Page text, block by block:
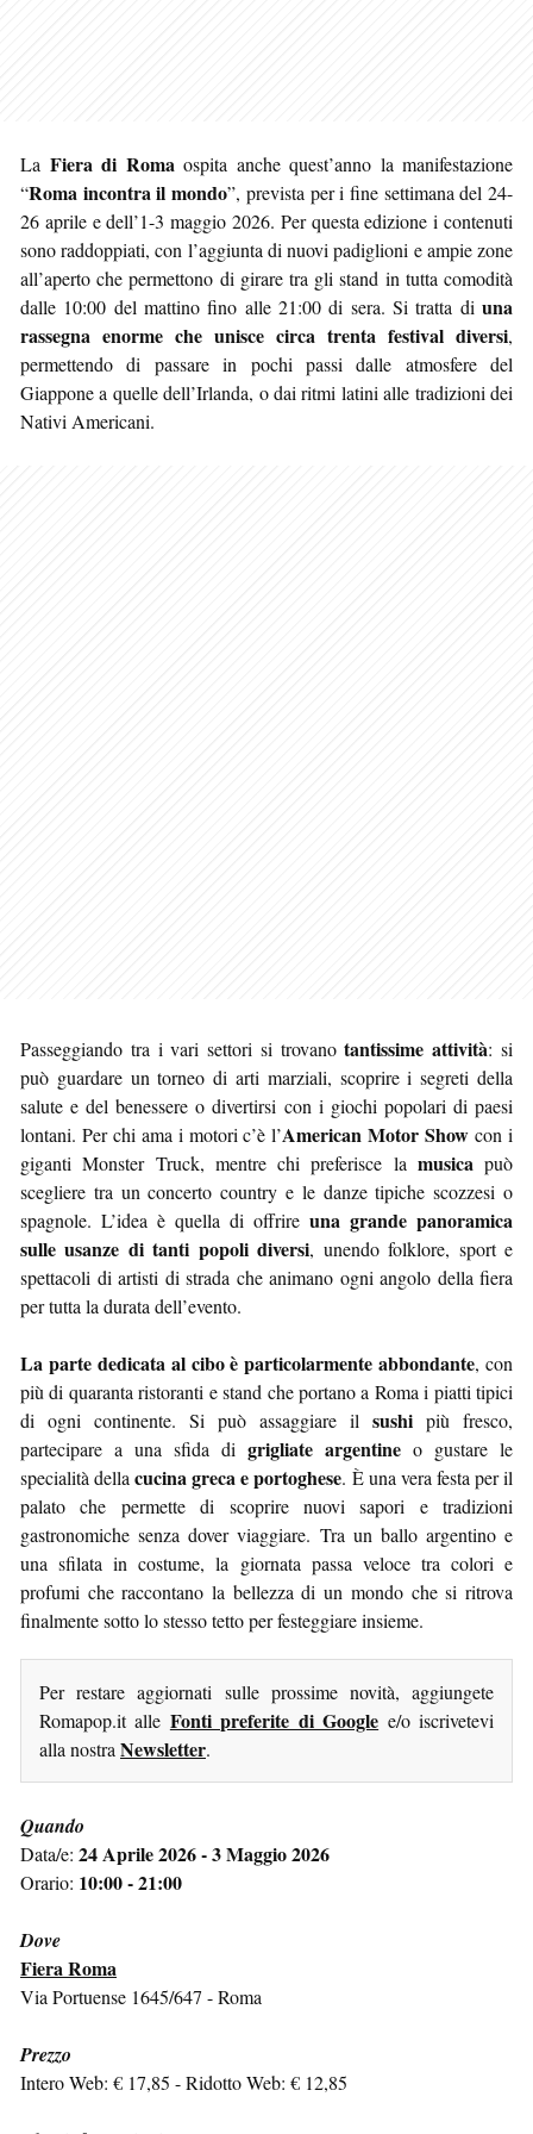
La Fiera di Roma ospita anche quest’anno la manifestazione
“Roma incontra il mondo”, prevista per i fine settimana del 24-
26 aprile e dell’1-3 maggio 2026. Per questa edizione i contenuti
sono raddoppiati, con l’aggiunta di nuovi padiglioni e ampie zone
all’aperto che permettono di girare tra gli stand in tutta comodità
dalle 10:00 del mattino fino alle 21:00 di sera. Si tratta di una
rassegna enorme che unisce circa trenta festival diversi,
permettendo di passare in pochi passi dalle atmosfere del
Giappone a quelle dell’Irlanda, o dai ritmi latini alle tradizioni dei
Nativi Americani.
Passeggiando tra i vari settori si trovanotantissime attività: si
può guardare un torneo di arti marziali, scoprire i segreti della
salute e del benessere o divertirsi con i giochi popolari di paesi
lontani. Per chi ama i motori c’è l’American Motor Show con i
giganti Monster Truck, mentre chi preferisce la musica può
scegliere tra un concerto country e le danze tipiche scozzesi o
spagnole. L’idea è quella di offrire una grande panoramica
sulle usanze di tanti popoli diversi, unendo folklore, sport e
spettacoli di artisti di strada che animano ogni angolo della fiera
per tutta la durata dell’evento.
La parte dedicata al cibo è particolarmente abbondante, con
più di quaranta ristoranti e stand che portano a Roma i piatti tipici
di ogni continente. Si può assaggiare il sushi più fresco,
partecipare a una sfida di grigliate argentine o gustare le
specialità dellacucina greca e portoghese. È una vera festa per il
palato che permette di scoprire nuovi sapori e tradizioni
gastronomiche senza dover viaggiare. Tra un ballo argentino e
una sfilata in costume, la giornata passa veloce tra colori e
profumi che raccontano la bellezza di un mondo che si ritrova
finalmente sotto lo stesso tetto per festeggiare insieme.
Per restare aggiornati sulle prossime novità, aggiungete
Romapop.it alle Fonti preferite di Google e/o iscrivetevi
alla nostra Newsletter.
Quando
Data/e: 24 Aprile 2026 - 3 Maggio 2026
Orario: 10:00 - 21:00
Dove
Fiera Roma
Via Portuense 1645/647 - Roma
Prezzo
Intero Web: € 17,85 - Ridotto Web: € 12,85